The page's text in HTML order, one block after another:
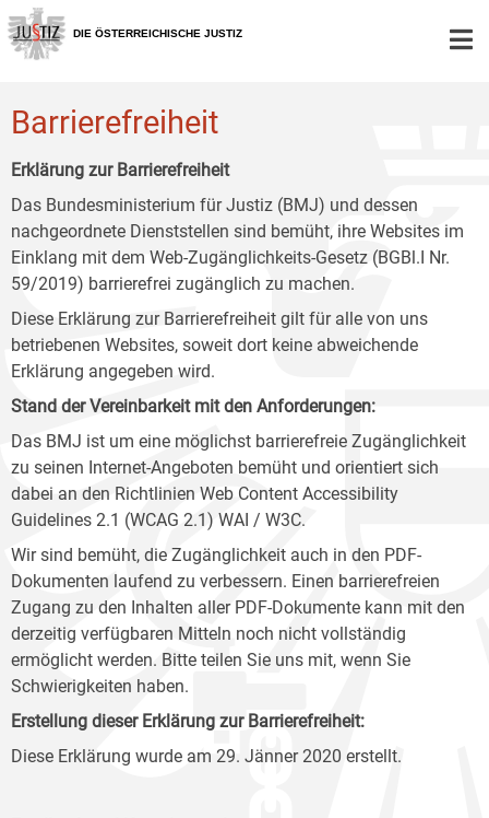
Zur
Hauptnavigation
[1]
Zum
Inhalt
[2]
Zum
Untermenü
[3]
DIE ÖSTERREICHISCHE JUSTIZ
Barrierefreiheit
Erklärung zur Barrierefreiheit
Das Bundesministerium für Justiz (BMJ) und dessen
nachgeordnete Dienststellen sind bemüht, ihre Websites im
Einklang mit dem Web-Zugänglichkeits-Gesetz (BGBl.I Nr.
59/2019) barrierefrei zugänglich zu machen.
Diese Erklärung zur Barrierefreiheit gilt für alle von uns
betriebenen Websites, soweit dort keine abweichende
Erklärung angegeben wird.
Stand der Vereinbarkeit mit den Anforderungen:
Das BMJ ist um eine möglichst barrierefreie Zugänglichkeit
zu seinen Internet-Angeboten bemüht und orientiert sich
dabei an den Richtlinien Web Content Accessibility
Guidelines 2.1 (WCAG 2.1) WAI / W3C.
Wir sind bemüht, die Zugänglichkeit auch in den PDF-
Dokumenten laufend zu verbessern. Einen barrierefreien
Zugang zu den Inhalten aller PDF-Dokumente kann mit den
derzeitig verfügbaren Mitteln noch nicht vollständig
ermöglicht werden. Bitte teilen Sie uns mit, wenn Sie
Schwierigkeiten haben.
Erstellung dieser Erklärung zur Barrierefreiheit:
Diese Erklärung wurde am 29. Jänner 2020 erstellt.